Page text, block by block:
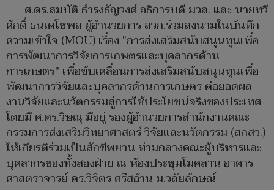
ศ.ดร.สมบัติ ธำรงธัญวงศ์ อธิการบดี มวล. และ นายทวี
ศักดิ์ ธนเดโชพล ผู้อำนวยการ สวก.ร่วมลงนามในบันทึก
ความเข้าใจ (MOU) เรื่อง "การส่งเสริมสนับสนุนทุนเพื่อ
การพัฒนาการวิจัยการเกษตรและบุคลากรด้าน
การเกษตร" เพื่อขับเคลื่อนการส่งเสริมสนับสนุนทุนเพื่อ
พัฒนาการวิจัยและบุคลากรด้านการเกษตร ต่อยอดผล
งานวิจัยและนวัตกรรมสู่การใช้ประโยชน์จริงของประเทศ
โดยมี ศ.ดร.วิษณุ มีอยู่ รองผู้อำนวยการสำนักงานคณะ
กรรมการส่งเสริมวิทยาศาสตร์ วิจัยและนวัตกรรม (สกสว.)
ให้เกียรติร่วมเป็นสักขีพยาน ท่ามกลางคณะผู้บริหารและ
บุคลากรของทั้งสองฝ่าย ณ ห้องประชุมโมคลาน อาคาร
ศาสตราจารย์ ดร.วิจิตร ศรีสอ้าน ม.วลัยลักษณ์